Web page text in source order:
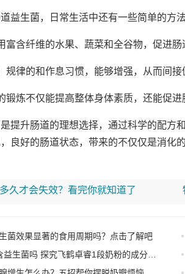
益生菌，日常生活中还有一些简单的方
富含纤维的水果、蔬菜和全谷物，促进肠
规律的和作息习惯，能够增强，从而间接
锻炼不仅能提高整体身体素质，还能促进
提升肠道的理想选择，通过科学的配方
良好的肠道状态，带来的不仅仅是消化
久才会失效？看完你就知道了
菌效果显著的食用周期吗？点击了解吧
菌吗 探究飞鹤卓睿1段奶粉的成分是否有益生菌